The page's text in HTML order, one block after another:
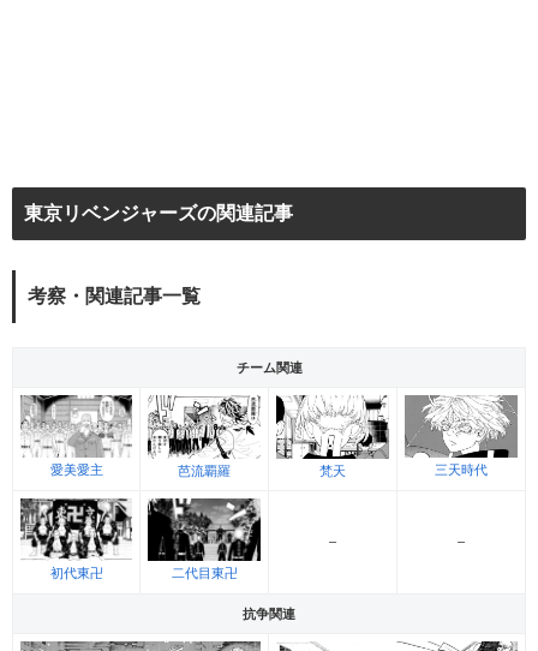
東京リベンジャーズの関連記事
考察・関連記事一覧
チーム関連
愛美愛主 芭流覇羅 梵天 三天時代
初代東卍 二代目東卍
– –
抗争関連